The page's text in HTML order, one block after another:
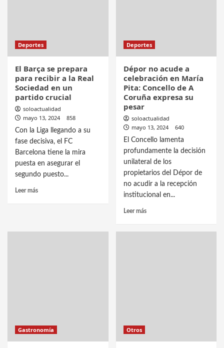
Deportes
El Barça se prepara
para recibir a la Real
Sociedad en un
partido crucial
soloactualidad
mayo 13, 2024
858
Con la Liga llegando a su
fase decisiva, el FC
Barcelona tiene la mira
puesta en asegurar el
segundo puesto...
Leer más
Deportes
Dépor no acude a
celebración en María
Pita: Concello de A
Coruña expresa su
pesar
soloactualidad
mayo 13, 2024
640
El Concello lamenta
profundamente la decisión
unilateral de los
propietarios del Dépor de
no acudir a la recepción
institucional en...
Leer más
Gastronomía Otros